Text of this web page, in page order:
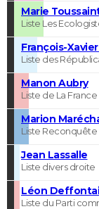
Marie
Liste Les
François-
Liste des
Manon Aubry
Liste de La
Marion
Liste Reconquête
Jean Lassalle
Liste divers droite
Léon
Liste du Parti